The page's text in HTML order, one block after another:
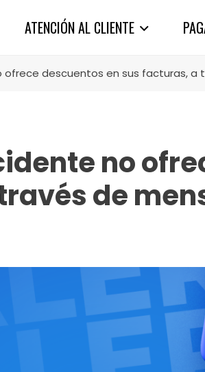
ATENCIÓN AL CLIENTE
ofrece descuentos en sus facturas,
no
de